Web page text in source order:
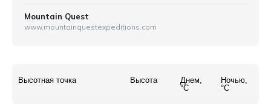
Mountain Quest
www.mountainquestexpeditions.com
Высотная точка Высота
Днем,
°C
Ночью,
°C